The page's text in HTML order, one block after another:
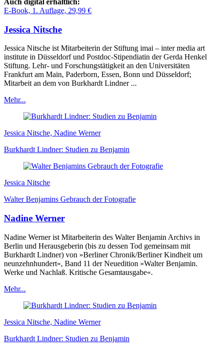
E-Book, 1. Auflage, 29,99 €
Jessica Nitsche
Jessica Nitsche ist Mitarbeiterin der Stiftung imai – inter media art
institute in Düsseldorf und Postdoc-Stipendiatin der Gerda Henkel
Stiftung. Lehr- und Forschungstätigkeit an den Universitäten
Frankfurt am Main, Paderborn, Essen, Bonn und Düsseldorf;
Mitarbeit an dem von Burkhardt Lindner ...
Mehr...
Jessica Nitsche, Nadine Werner
Burkhardt Lindner: Studien zu Benjamin
Jessica Nitsche
Walter Benjamins Gebrauch der Fotografie
Nadine Werner
Nadine Werner ist Mitarbeiterin des Walter Benjamin Archivs in
Berlin und Herausgeberin (bis zu dessen Tod gemeinsam mit
Burkhardt Lindner) von »Berliner Chronik/Berliner Kindheit um
neunzehnhundert«, Band 11 der Neuedition »Walter Benjamin.
Werke und Nachlaß. Kritische Gesamtausgabe«.
Mehr...
Jessica Nitsche, Nadine Werner
Burkhardt Lindner: Studien zu Benjamin